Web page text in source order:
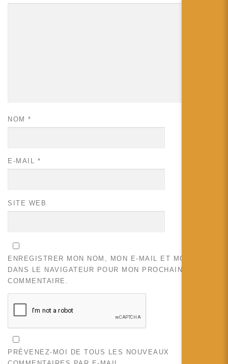
NOM *
E-MAIL *
SITE WEB
ENREGISTRER MON NOM, MON E-MAIL ET MON SITE
DANS LE NAVIGATEUR POUR MON PROCHAIN
COMMENTAIRE.
PRÉVENEZ-MOI DE TOUS LES NOUVEAUX